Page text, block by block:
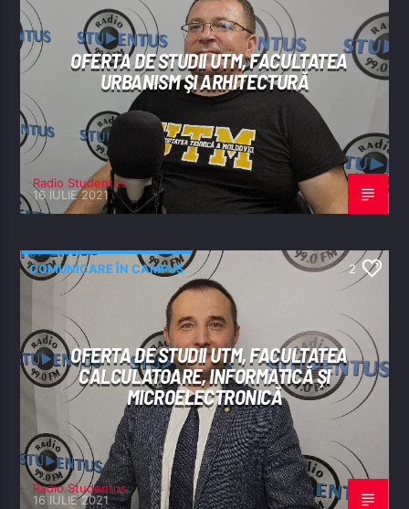
OFERTA DE STUDII UTM, FACULTATEA
URBANISM ŞI ARHITECTURĂ
Radio Studentus
16 IULIE 2021
COMUNICARE ÎN CAMPUS 2
OFERTA DE STUDII UTM, FACULTATEA
CALCULATOARE, INFORMATICĂ ŞI
MICROELECTRONICĂ
Radio Studentus
16 IULIE 2021